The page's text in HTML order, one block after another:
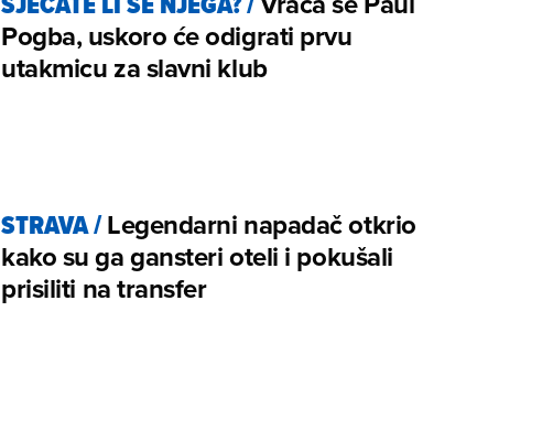
Pogba, uskoro će odigrati prvu
utakmicu za slavni klub
STRAVA/Legendarni napadač otkrio
kako su ga gansteri oteli i pokušali
prisiliti na transfer